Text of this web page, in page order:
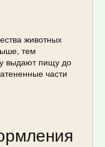
животных
тем
выдают пищу до
части